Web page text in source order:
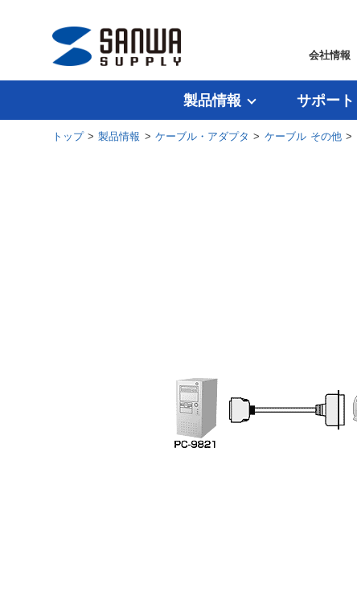
会社情報
製品情報 サポート
トップ>製品情報 > ケーブル・アダプタ > ケーブル その他>